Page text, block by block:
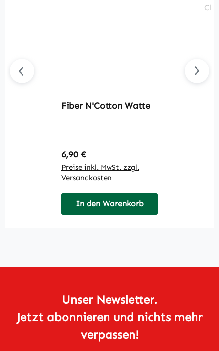
Fiber N'Cotton Watte
Regulärer Preis:
6,90 €
Preise inkl. MwSt. zzgl.
Versandkosten
In den Warenkorb
Unser Newsletter.
Jetzt abonnieren und nichts mehr
verpassen!